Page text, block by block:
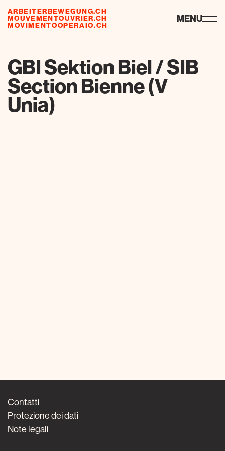
ARBEITERBEWEGUNG.CH
MOUVEMENTOUVRIER.CH
MOVIMENTOOPERAIO.CH
risorse MENU
GBI Sektion Biel / SIB
Section Bienne (V
Unia)
Contatti
Protezione dei dati
Note legali